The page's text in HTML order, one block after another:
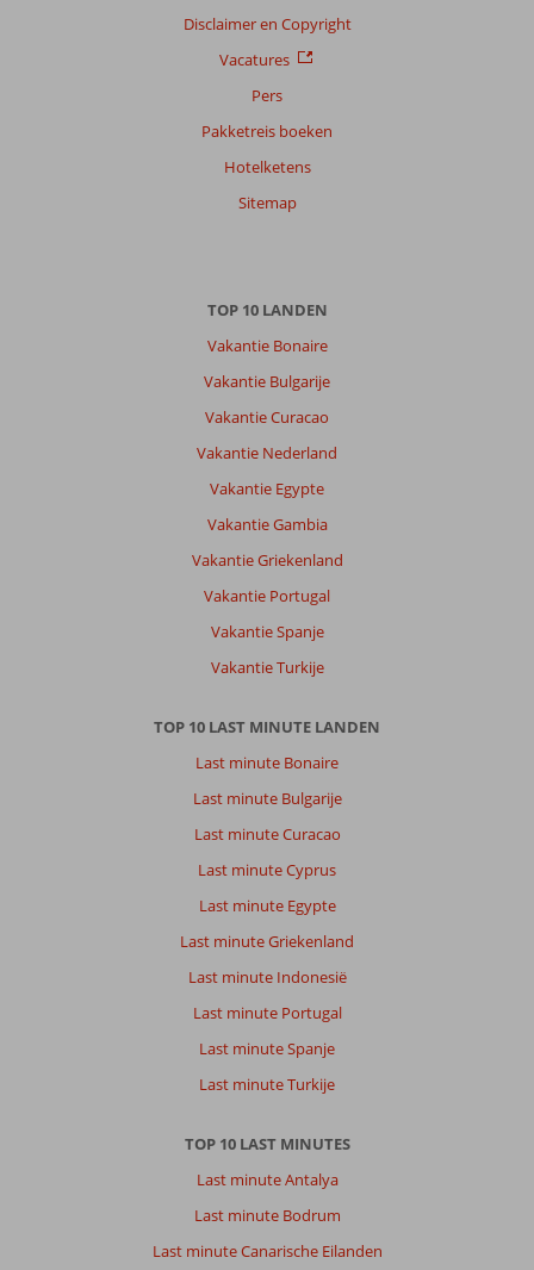
Disclaimer en Copyright
Vacatures
Pers
Pakketreis boeken
Hotelketens
Sitemap
TOP 10 LANDEN
Vakantie Bonaire
Vakantie Bulgarije
Vakantie Curacao
Vakantie Nederland
Vakantie Egypte
Vakantie Gambia
Vakantie Griekenland
Vakantie Portugal
Vakantie Spanje
Vakantie Turkije
TOP 10 LAST MINUTE LANDEN
Last minute Bonaire
Last minute Bulgarije
Last minute Curacao
Last minute Cyprus
Last minute Egypte
Last minute Griekenland
Last minute Indonesië
Last minute Portugal
Last minute Spanje
Last minute Turkije
TOP 10 LAST MINUTES
Last minute Antalya
Last minute Bodrum
Last minute Canarische Eilanden